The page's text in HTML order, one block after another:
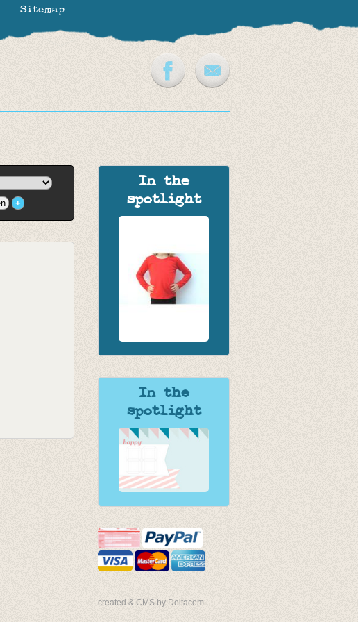
In the
spotlight
In the
spotlight
created & CMS by Deltacom
Sitemap